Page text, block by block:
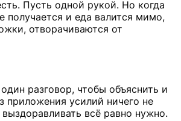
Пусть одной рукой. Но когда
получается и еда валится мимо,
отворачиваются от
разговор, чтобы объяснить и
приложения усилий ничего не
всё равно нужно.